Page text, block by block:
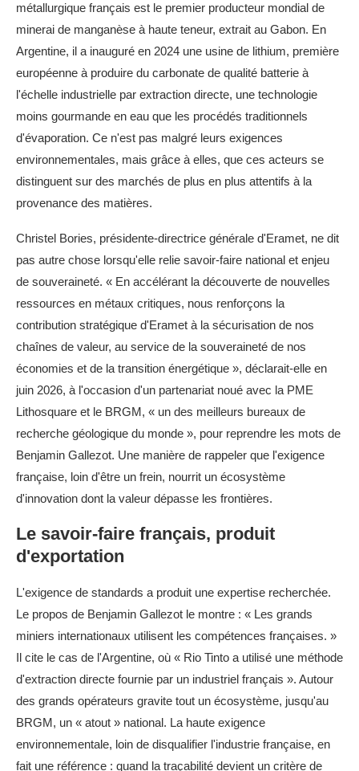
métallurgique français est le premier producteur mondial de
minerai de manganèse à haute teneur, extrait au Gabon. En
Argentine, il a inauguré en 2024 une usine de lithium, première
européenne à produire du carbonate de qualité batterie à
l'échelle industrielle par extraction directe, une technologie
moins gourmande en eau que les procédés traditionnels
d'évaporation. Ce n'est pas malgré leurs exigences
environnementales, mais grâce à elles, que ces acteurs se
distinguent sur des marchés de plus en plus attentifs à la
provenance des matières.
Christel Bories, présidente-directrice générale d'Eramet, ne dit
pas autre chose lorsqu'elle relie savoir-faire national et enjeu
de souveraineté. « En accélérant la découverte de nouvelles
ressources en métaux critiques, nous renforçons la
contribution stratégique d'Eramet à la sécurisation de nos
chaînes de valeur, au service de la souveraineté de nos
économies et de la transition énergétique », déclarait-elle en
juin 2026, à l'occasion d'un partenariat noué avec la PME
Lithosquare et le BRGM, « un des meilleurs bureaux de
recherche géologique du monde », pour reprendre les mots de
Benjamin Gallezot. Une manière de rappeler que l'exigence
française, loin d'être un frein, nourrit un écosystème
d'innovation dont la valeur dépasse les frontières.
Le savoir-faire français, produit
d'exportation
L'exigence de standards a produit une expertise recherchée.
Le propos de Benjamin Gallezot le montre : « Les grands
miniers internationaux utilisent les compétences françaises. »
Il cite le cas de l'Argentine, où « Rio Tinto a utilisé une méthode
d'extraction directe fournie par un industriel français ». Autour
des grands opérateurs gravite tout un écosystème, jusqu'au
BRGM, un « atout » national. La haute exigence
environnementale, loin de disqualifier l'industrie française, en
fait une référence : quand la traçabilité devient un critère de